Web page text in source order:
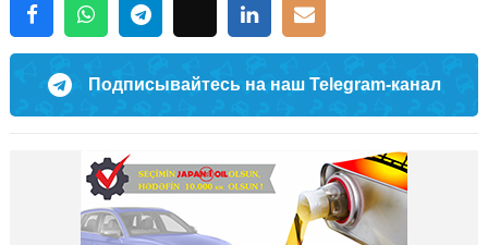
Подписывайтесь на наш Telegram-канал